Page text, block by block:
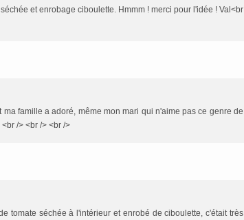
et enrobage ciboulette. Hmmm ! merci pour l'idée ! Val<br
famille a adoré, même mon mari qui n'aime pas ce genre de
/> <br /> <br />
tomate séchée à l'intérieur et enrobé de ciboulette, c'était très